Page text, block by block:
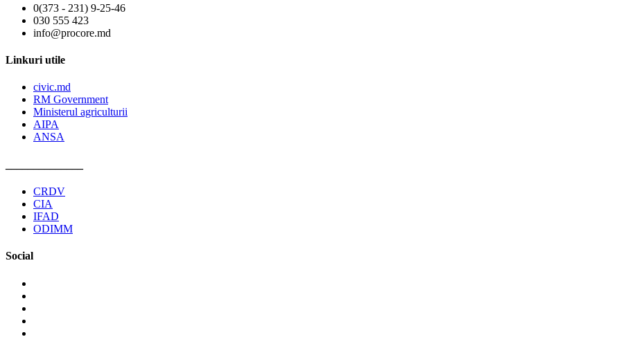
0(373 - 231) 9-25-46
030 555 423
info@procore.md
Linkuri utile
civic.md
RM Government
Ministerul agriculturii
AIPA
ANSA
CRDV
CIA
IFAD
ODIMM
Social